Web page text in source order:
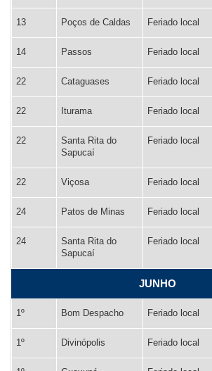
13 Poços de Caldas Feriado local
14 Passos Feriado local
22 Cataguases Feriado local
22 Iturama Feriado local
22
Santa Rita do
Sapucaí
Feriado local
22 Viçosa Feriado local
24 Patos de Minas Feriado local
24
Santa Rita do
Sapucaí
Feriado local
JUNHO
1º Bom Despacho Feriado local
1º Divinópolis Feriado local